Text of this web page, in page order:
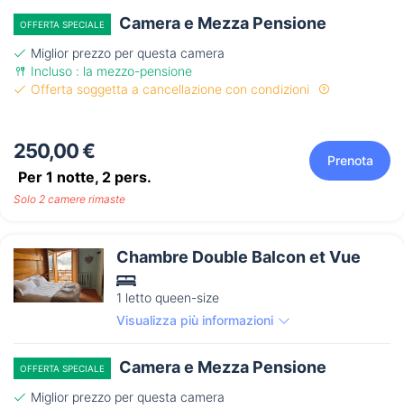
OFFERTA SPECIALE Camera e Mezza Pensione
Miglior prezzo per questa camera
Incluso : la mezzo-pensione
Offerta soggetta a cancellazione con condizioni
250,00 €
Per 1 notte, 2 pers.
Prenota
Solo 2 camere rimaste
Chambre Double Balcon et Vue
1 letto queen-size
Visualizza più informazioni
OFFERTA SPECIALE Camera e Mezza Pensione
Miglior prezzo per questa camera